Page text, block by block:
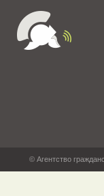
© Агентство